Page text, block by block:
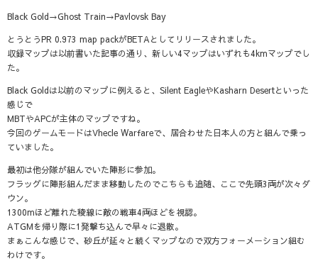
Black Gold→Ghost Train→Pavlovsk Bay
とうとうPR 0.973 map packがBETAとしてリリースされました。
収録マップは以前書いた記事の通り、新しい4マップはいずれも4kmマップでし
た。
Black Goldは以前のマップに例えると、Silent EagleやKasharn Desertといった
感じで
MBTやAPCが主体のマップですね。
今回のゲームモードはVhecle Warfareで、居合わせた日本人の方と組んで乗っ
ていました。
最初は他分隊が組んでいた陣形に参加。
フラッグに陣形組んだまま移動したのでこちらも追随、ここで先頭3両が次々ダ
ウン。
1300mほど離れた稜線に敵の戦車4両ほどを視認。
ATGMを帰り際に1発撃ち込んで早々に退散。
まぁこんな感じで、砂丘が延々と続くマップなので双方フォーメーション組む
わけです。